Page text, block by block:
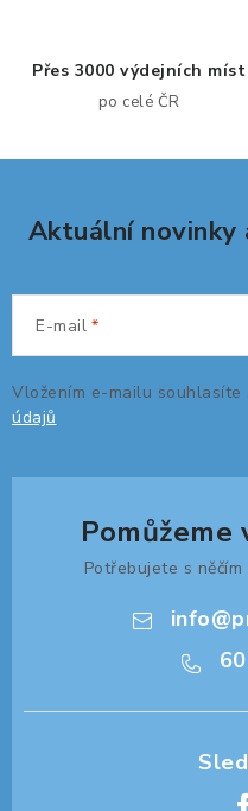
i
u
Přes 3000 výdejních míst
po celé ČR
Aktuální novinky
E-mail
Vložením e-mailu souhlasíte
údajů
Pomůžeme
Potřebujete s
info@